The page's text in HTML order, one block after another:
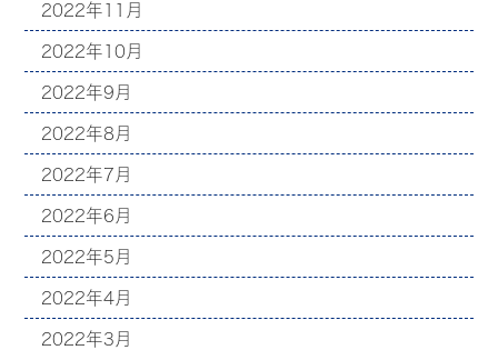
2022年11月
2022年10月
2022年9月
2022年8月
2022年7月
2022年6月
2022年5月
2022年4月
2022年3月